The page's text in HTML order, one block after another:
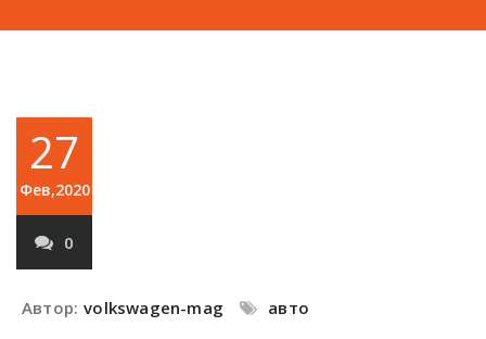
27
Фев,2020
0
Автор: volkswagen-mag авто